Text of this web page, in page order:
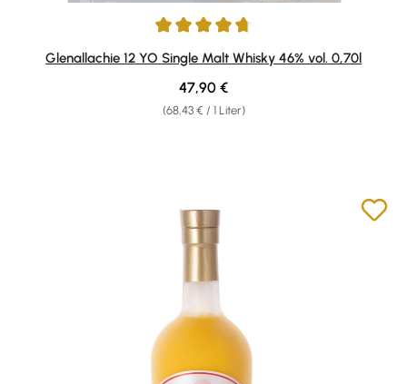
Durchschnittliche Bewertung von 4.8 von 5 Sternen
Glenallachie 12 YO Single Malt Whisky 46% vol. 0,70l
(68,43 € / 1 Liter)
Regulärer Preis:
47,90 €